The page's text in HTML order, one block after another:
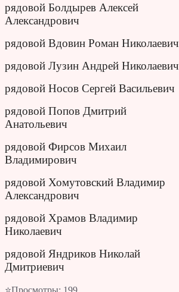
рядовой Болдырев Алексей
Александрович
рядовой Вдовин Роман Николаевич
рядовой Лузин Андрей Николаевич
рядовой Носов Сергей Васильевич
рядовой Попов Дмитрий
Анатольевич
рядовой Фирсов Михаил
Владимирович
рядовой Хомутовский Владимир
Александрович
рядовой Храмов Владимир
Николаевич
рядовой Яндриков Николай
Дмитриевич
⭐Просмотры: 199